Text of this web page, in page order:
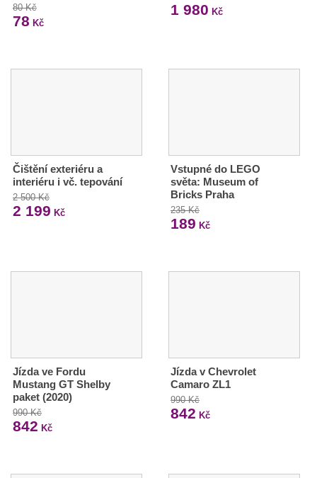
80 Kč
78 Kč
1 980 Kč
Čištění exteriéru a
interiéru i vč. tepování
2 500 Kč
2 199 Kč
Vstupné do LEGO
světa: Museum of
Bricks Praha
235 Kč
189 Kč
Jízda ve Fordu
Mustang GT Shelby
paket (2020)
990 Kč
842 Kč
Jízda v Chevrolet
Camaro ZL1
990 Kč
842 Kč